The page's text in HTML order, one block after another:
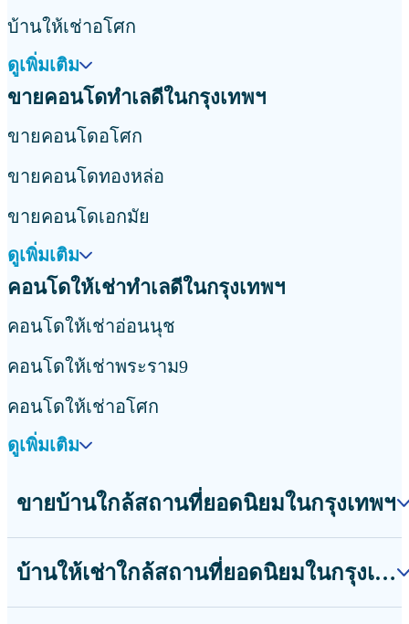
บ้านให้เช่าอโศก
ดูเพิ่มเติม
ขายคอนโดทำเลดีในกรุงเทพฯ
ขายคอนโดอโศก
ขายคอนโดทองหล่อ
ขายคอนโดเอกมัย
ดูเพิ่มเติม
คอนโดให้เช่าทำเลดีในกรุงเทพฯ
คอนโดให้เช่าอ่อนนุช
คอนโดให้เช่าพระราม9
คอนโดให้เช่าอโศก
ดูเพิ่มเติม
ขายบ้านใกล้สถานที่ยอดนิยมในกรุงเทพฯ
บ้านให้เช่าใกล้สถานที่ยอดนิยมในกรุงเทพฯ